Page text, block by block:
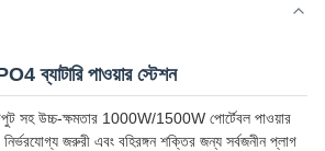
ব্যাটারি পাওয়ার স্টেশন
সহ উচ্চ-ক্ষমতার 1000W/1500W পোর্টেবল পাওয়ার
জরুরী এবং বহিরঙ্গন শক্তির জন্য সর্বজনীন প্লাগ